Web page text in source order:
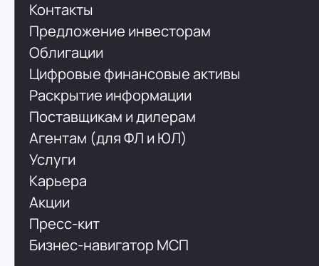
Контакты
Предложение инвесторам
Облигации
Цифровые финансовые активы
Раскрытие информации
Поставщикам и дилерам
Агентам (для ФЛ и ЮЛ)
Услуги
Карьера
Акции
Пресс-кит
Бизнес-навигатор МСП